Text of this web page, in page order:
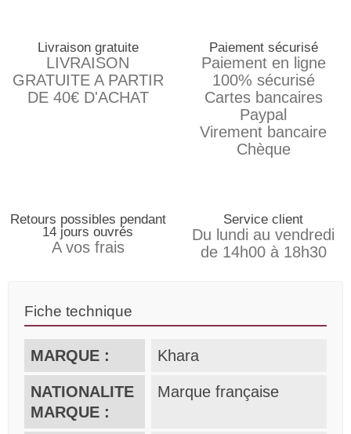
Livraison gratuite
LIVRAISON
GRATUITE A PARTIR
DE 40€ D'ACHAT
Paiement sécurisé
Paiement en ligne
100% sécurisé
Cartes bancaires
Paypal
Virement bancaire
Chèque
Retours possibles pendant
14 jours ouvrés
A vos frais
Service client
Du lundi au vendredi
de 14h00 à 18h30
Fiche technique
MARQUE : Khara
NATIONALITE
MARQUE :
Marque française